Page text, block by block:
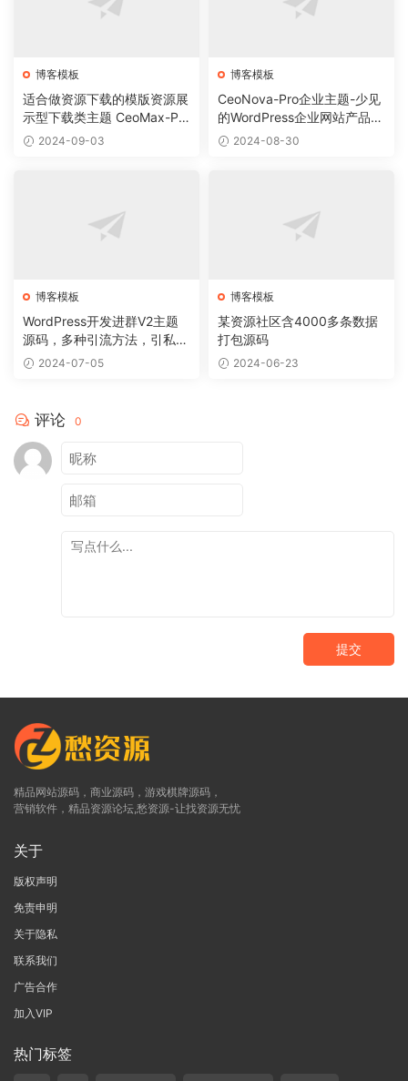
博客模板
适合做资源下载的模版资源展
示型下载类主题 CeoMax-Pro
_v7.6 开心版
2024-09-03
博客模板
CeoNova-Pro企业主题-少见
的WordPress企业网站产品展
示主题2024-08-30
博客模板
WordPress开发进群V2主题
源码，多种引流方法，引私域
二次变现
2024-07-05
博客模板
某资源社区含4000多条数据
打包源码
2024-06-23
评论 0
提交
精品网站源码，商业源码，游戏棋牌源码，
营销软件，精品资源论坛,愁资源-让找资源无忧
关于
版权声明
免责申明
关于隐私
联系我们
广告合作
加入VIP
热门标签